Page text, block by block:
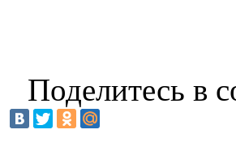
Поделитесь в